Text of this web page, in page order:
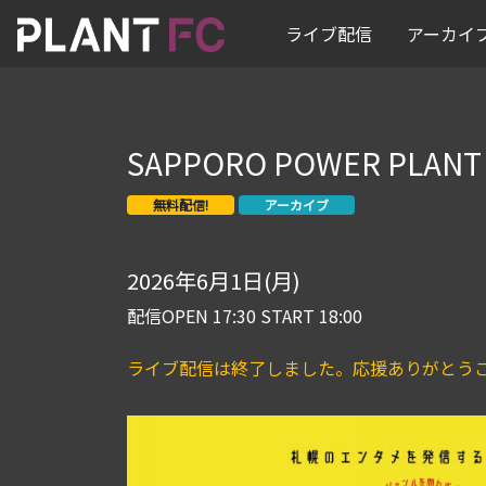
ライブ配信 アーカイ
SAPPORO POWER
無料配信! アーカイブ
2026年6月1日(月)
配信OPEN 17:30 START 18:00
ライブ配信は終了しました。応援ありがとう